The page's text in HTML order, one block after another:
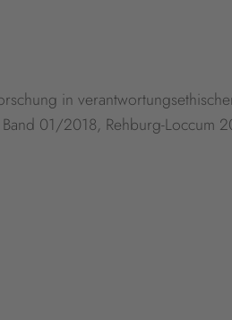
in
01/2018, Rehburg-Loccum